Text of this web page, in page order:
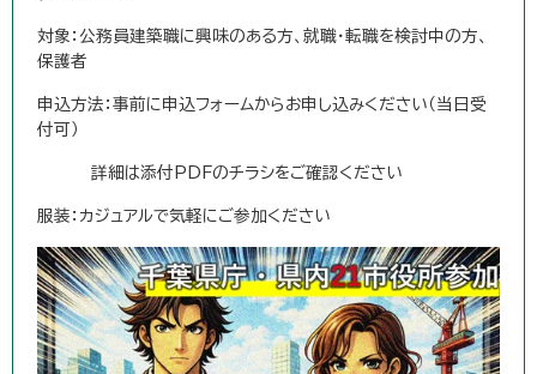
対象：公務員建築職に興味のある方、就職・転職を検討中の方、
保護者
申込方法：事前に申込フォームからお申し込みください（当日受
付可）
詳細は添付PDFのチラシをご確認ください
服装：カジュアルで気軽にご参加ください